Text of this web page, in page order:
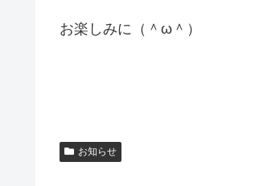
お楽しみに（＾ω＾）
お知らせ